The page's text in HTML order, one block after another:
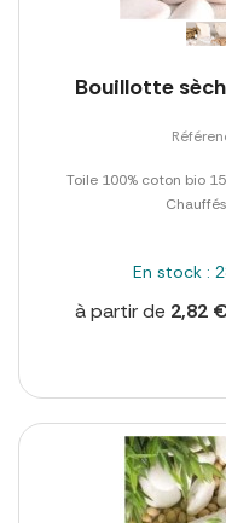
Bouillotte
Toile 100% coton bio
En stock :
à partir de 2,82